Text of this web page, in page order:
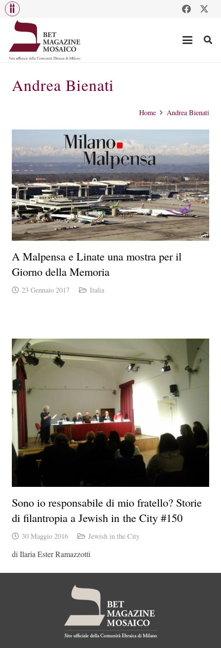
Andrea Bienati
Home Andrea Bienati
A Malpensa e Linate una mostra per il
Giorno della Memoria
23 Gennaio 2017 Italia
Sono io responsabile di mio fratello? Storie
di filantropia a Jewish in the City #150
30 Maggio 2016 Jewish in the City
di Ilaria Ester Ramazzotti